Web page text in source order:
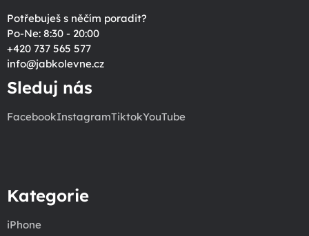
Potřebuješ s něčím poradit?
Po-Ne: 8:30 - 20:00
+420 737 565 577
info@jabkolevne.cz
Sleduj nás
FacebookInstagramTiktokYouTube
Kategorie
iPhone